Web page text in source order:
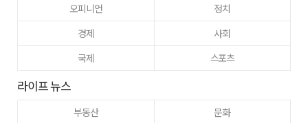
오피니언
정치
경제
사회
국제
스포츠
라이프 뉴스
부동산
문화